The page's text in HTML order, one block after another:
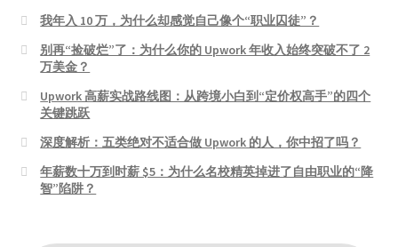
我年入 10 万，为什么却感觉自己像个“职业囚徒”？
别再“捡破烂”了：为什么你的 Upwork 年收入始终突破不了 2
万美金？
Upwork 高薪实战路线图：从跨境小白到“定价权高手”的四个
关键跳跃
深度解析：五类绝对不适合做 Upwork 的人，你中招了吗？
年薪数十万到时薪 $5：为什么名校精英掉进了自由职业的“降
智”陷阱？